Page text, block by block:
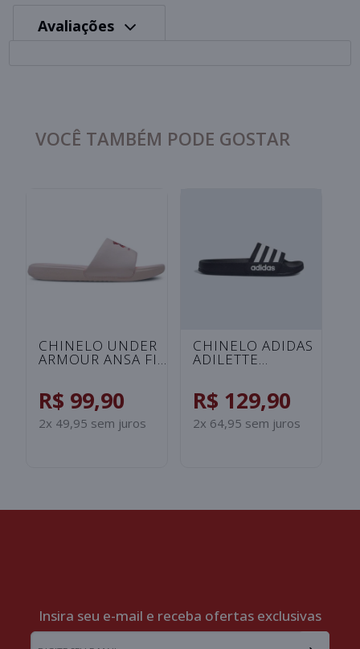
Avaliações
VOCÊ TAMBÉM PODE GOSTAR
CHINELO UNDER
ARMOUR ANSA FIX
R$ 99,90
2x 49,95 sem juros
CHINELO ADIDAS
ADILETTE
PRETO/BRANCO
R$ 129,90
2x 64,95 sem juros
Insira seu e-mail e receba ofertas exclusivas